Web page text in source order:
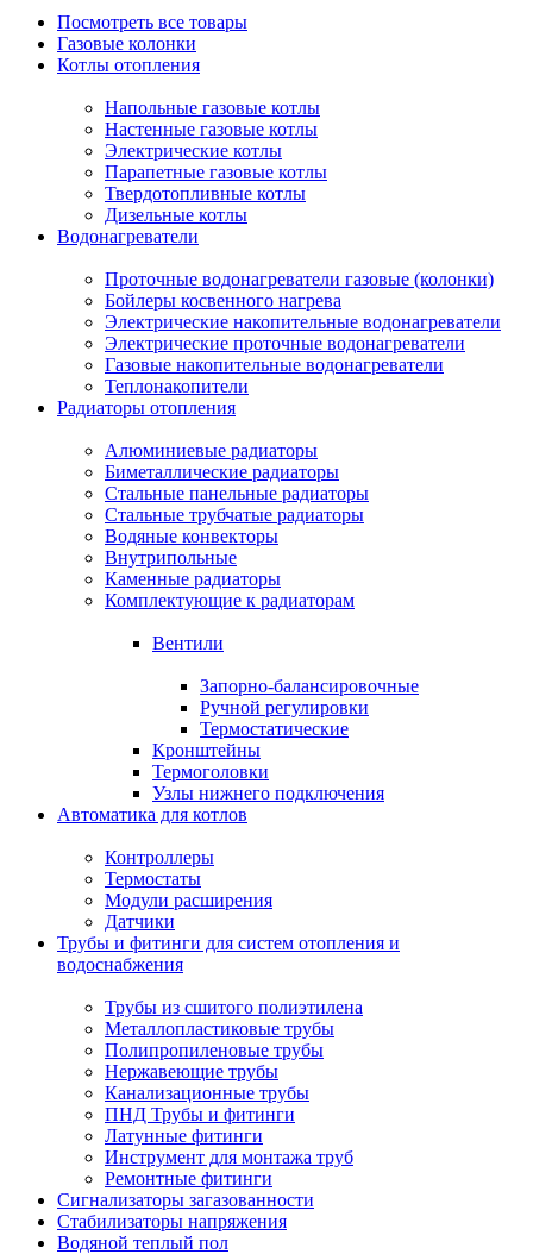
Посмотреть все товары
Газовые колонки
Котлы отопления
Напольные газовые котлы
Настенные газовые котлы
Электрические котлы
Парапетные газовые котлы
Твердотопливные котлы
Дизельные котлы
Водонагреватели
Проточные водонагреватели газовые (колонки)
Бойлеры косвенного нагрева
Электрические накопительные водонагреватели
Электрические проточные водонагреватели
Газовые накопительные водонагреватели
Теплонакопители
Радиаторы отопления
Алюминиевые радиаторы
Биметаллические радиаторы
Стальные панельные радиаторы
Стальные трубчатые радиаторы
Водяные конвекторы
Внутрипольные
Каменные радиаторы
Комплектующие к радиаторам
Вентили
Запорно-балансировочные
Ручной регулировки
Термостатические
Кронштейны
Термоголовки
Узлы нижнего подключения
Автоматика для котлов
Контроллеры
Термостаты
Модули расширения
Датчики
Трубы и фитинги для систем отопления и
водоснабжения
Трубы из сшитого полиэтилена
Металлопластиковые трубы
Полипропиленовые трубы
Нержавеющие трубы
Канализационные трубы
ПНД Трубы и фитинги
Латунные фитинги
Инструмент для монтажа труб
Ремонтные фитинги
Сигнализаторы загазованности
Стабилизаторы напряжения
Водяной теплый пол